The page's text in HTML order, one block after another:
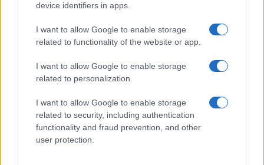
device identifiers in apps.
I want to allow Google to enable storage
related to functionality of the website or app.
I want to allow Google to enable storage
related to personalization.
I want to allow Google to enable storage
related to security, including authentication
functionality and fraud prevention, and other
user protection.